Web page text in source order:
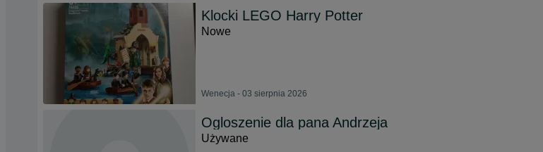
Klocki LEGO Harry Potter
Nowe
Wenecja - 03 sierpnia 2026
Ogloszenie dla pana Andrzeja
Używane